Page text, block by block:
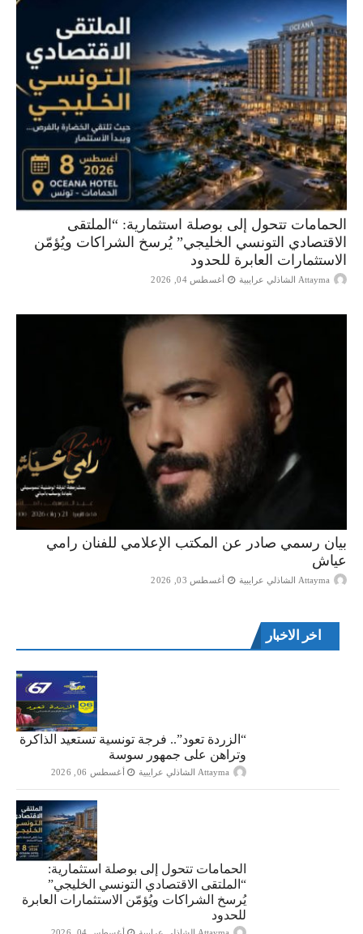
الحمامات تتحول إلى بوصلة استثمارية: “الملتقى
الاقتصادي التونسي الخليجي” يُرسخ الشراكات ويُؤمّن
الاستثمارات العابرة للحدود
Attayma الشاذلي عرايبية أغسطس 04, 2026
بيان رسمي صادر عن المكتب الإعلامي للفنان رامي
عياش
Attayma الشاذلي عرايبية أغسطس 03, 2026
اخر الاخبار
“الزردة تعود”.. فرجة تونسية تستعيد الذاكرة
وتراهن على جمهور سوسة
Attayma الشاذلي عرايبية أغسطس 06, 2026
الحمامات تتحول إلى بوصلة استثمارية:
“الملتقى الاقتصادي التونسي الخليجي”
يُرسخ الشراكات ويُؤمّن الاستثمارات العابرة
للحدود
Attayma الشاذلي عرايبية أغسطس 04, 2026